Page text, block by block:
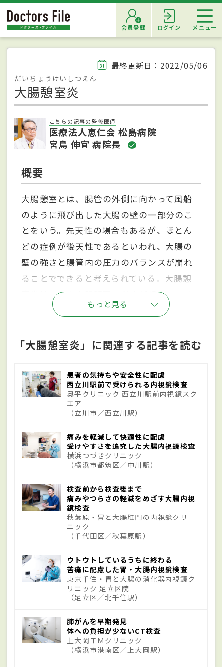
会員登録 ログイン メニュー
最終更新日：2022/05/06
だいちょうけいしつえん
大腸憩室炎
こちらの記事の監修医師
医療法人恵仁会 松島病院
宮島 伸宜 病院長
概要
大腸憩室とは、腸管の外側に向かって風船
のように飛び出した大腸の壁の一部分のこ
とをいう。先天性の場合もあるが、ほとん
どの症例が後天性であるといわれ、大腸の
壁の強さと腸管内の圧力のバランスが崩れ
ることでできると考えられている。大腸憩
室炎は、この大腸憩室で炎症が起きている
状態をいう。通常、大腸憩室があるだけで
因で炎症を起こすことがある。ちなみに日
本人の場合、大腸の中でも右側の結腸にで
きることが多く、年齢が上がるにつれて左
側の結腸にも発生する確率が高くなるとい
われている。
原因
大腸憩室の中で細菌が繁殖して、炎症を引
き起こすことが原因。便が入り込んだりす
ることがきっかけとなる。大腸憩室そのも
のができる要因としては、食生活や加齢に
よる大腸の衰え、体質、人種、遺伝などが
し合ってできるといわれている。特に食生活
は憩室の発生に大きく関係しているとさ
れ、食物繊維が少なく肉が多い食事はリス
取量が少ないと便秘になりやすくなり、便
を出す時に力を込めてふんばるようになる
もっと見る
「大腸憩室炎」に関連する記事を読む
患者の気持ちや安全性に配慮
西立川駅前で受けられる内視鏡検査
奥平クリニック 西立川駅前内視鏡スク
エア
（立川市／西立川駅）
痛みを軽減して快適性に配慮
受けやすさを追究した大腸内視鏡検査
横浜つづきクリニック
（横浜市都筑区／中川駅）
検査前から検査後まで
痛みやつらさの軽減をめざす大腸内視
鏡検査
秋葉原・胃と大腸肛門の内視鏡クリ
ニック
（千代田区／秋葉原駅）
ウトウトしているうちに終わる
苦痛に配慮した胃・大腸内視鏡検査
東京千住・胃と大腸の消化器内視鏡ク
リニック 足立区院
（足立区／北千住駅）
肺がんを早期発見
体への負担が少ないCT検査
上大岡ＴＭクリニック
（横浜市港南区／上大岡駅）